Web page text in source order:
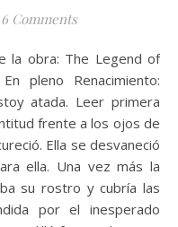
6 Comments
pleno Renacimiento:
atada. Leer primera
frente a los ojos de
Ella se desvaneció
ella. Una vez más la
su rostro y cubría las
por el inesperado